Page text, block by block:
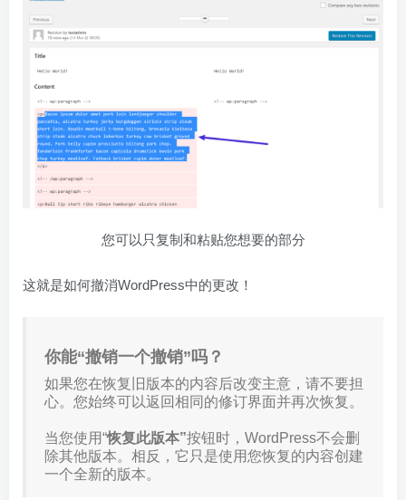
您可以只复制和粘贴您想要的部分
这就是如何撤消WordPress中的更改！
你能“撤销一个撤销”吗？
如果您在恢复旧版本的内容后改变主意，请不要担
心。您始终可以返回相同的修订界面并再次恢复。
当您使用“恢复此版本”按钮时，WordPress不会删
除其他版本。相反，它只是使用您恢复的内容创建
一个全新的版本。